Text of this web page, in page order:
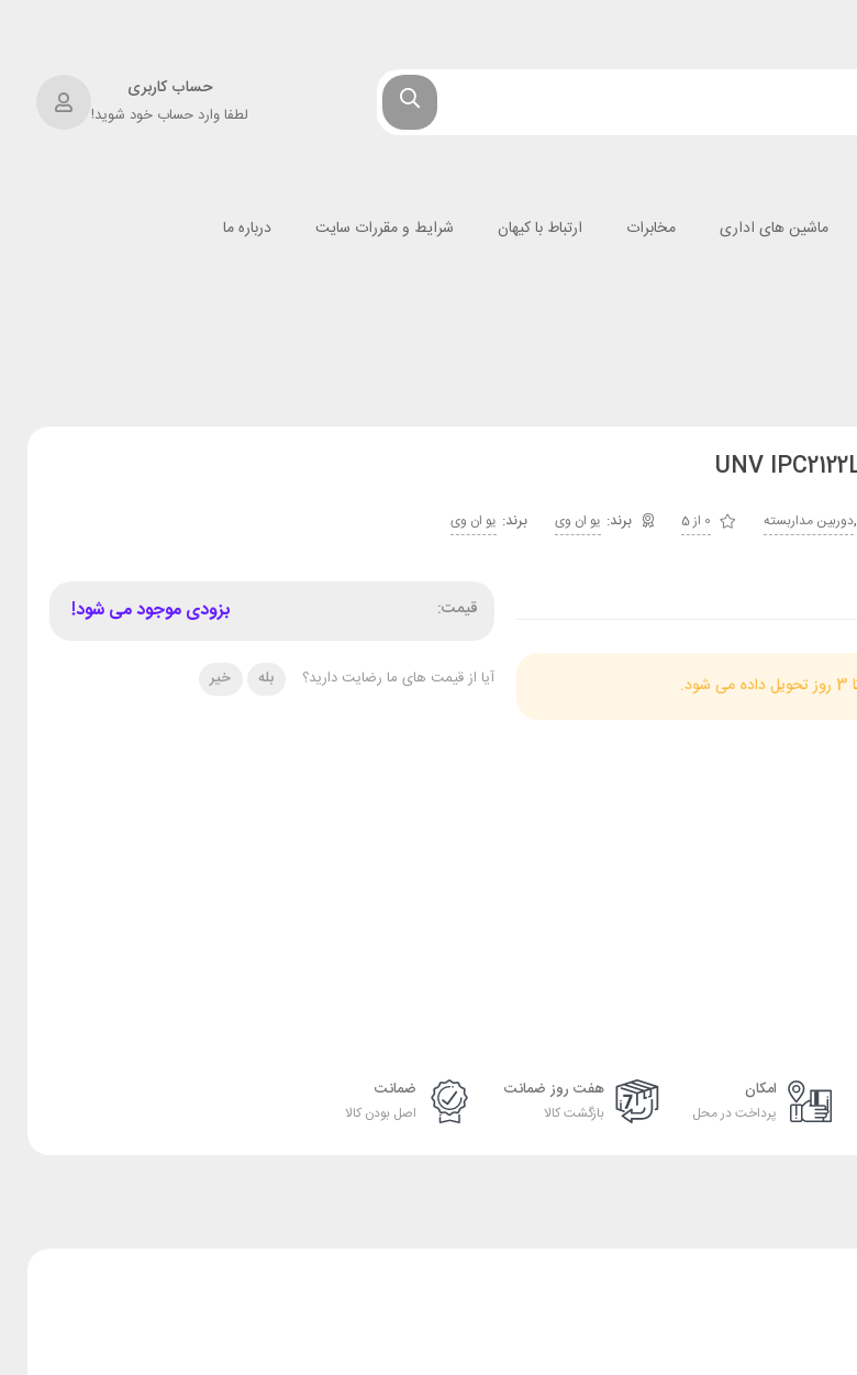
حساب کاربری
لطفا وارد حساب خود شوید!
ماشین های اداری مخابرات ارتباط با کیهان شرایط و مقررات سایت
درباره ما
UNV
,دوربین مداربسته 0 از 5 یو ان وی برند: یو ان وی
قیمت: بزودی موجود می شود!
آیا از قیمت های ما رضایت دارید؟ بله خیر
امکان
پرداخت در محل
هفت روز ضمانت
بازگشت کالا
ضمانت
اصل بودن کالا